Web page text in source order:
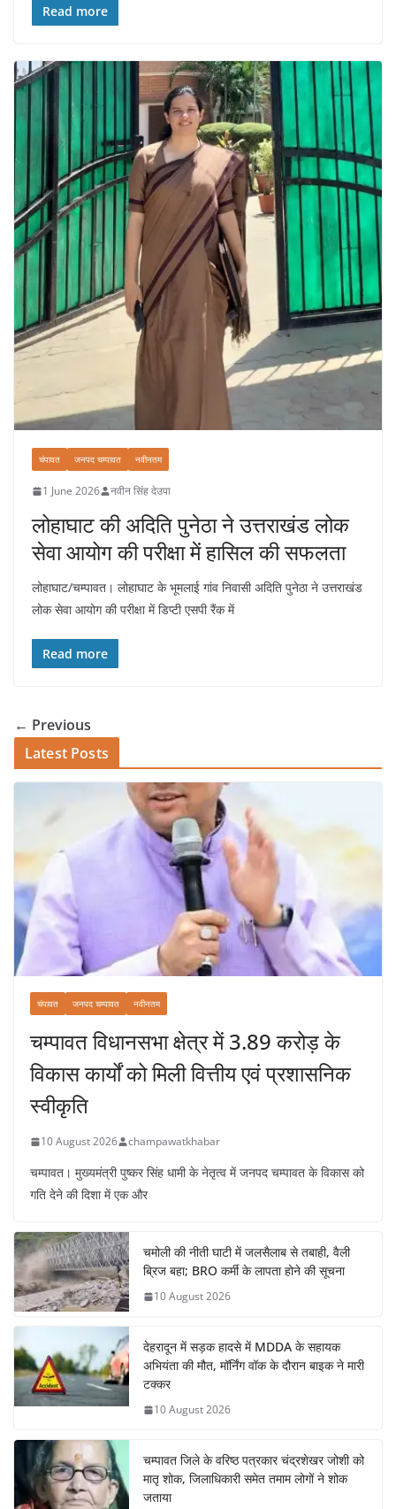
Read more
चंपावत जनपद चम्पावत नवीनतम
1 June 2026 नवीन सिंह देउपा
लोहाघाट की अदिति पुनेठा ने उत्तराखंड लोक
सेवा आयोग की परीक्षा में हासिल की सफलता
लोहाघाट/चम्पावत। लोहाघाट के भूमलाई गांव निवासी अदिति पुनेठा ने उत्तराखंड
लोक सेवा आयोग की परीक्षा में डिप्टी एसपी रैंक में
Read more
← Previous
Latest Posts
चंपावत जनपद चम्पावत नवीनतम
चम्पावत विधानसभा क्षेत्र में 3.89 करोड़ के
विकास कार्यों को मिली वित्तीय एवं प्रशासनिक
स्वीकृति
10 August 2026 champawatkhabar
चम्पावत। मुख्यमंत्री पुष्कर सिंह धामी के नेतृत्व में जनपद चम्पावत के विकास को
गति देने की दिशा में एक और
चमोली की नीती घाटी में जलसैलाब से तबाही, वैली
ब्रिज बहा; BRO कर्मी के लापता होने की सूचना
10 August 2026
देहरादून में सड़क हादसे में MDDA के सहायक
अभियंता की मौत, मॉर्निंग वॉक के दौरान बाइक ने मारी
टक्कर
10 August 2026
चम्पावत जिले के वरिष्ठ पत्रकार चंद्रशेखर जोशी को
मातृ शोक, जिलाधिकारी समेत तमाम लोगों ने शोक
जताया